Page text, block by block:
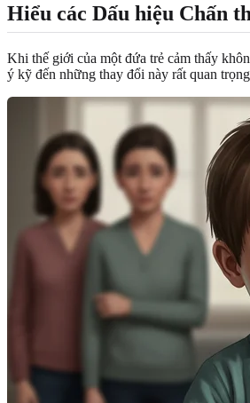
Hiểu các Dấu hiệu Chấn
Khi thế giới của một đứa trẻ cảm thấy
ý kỹ đến những thay đổi này rất quan